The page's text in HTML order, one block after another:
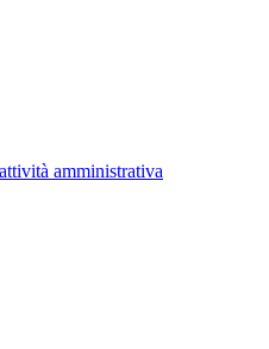
amministrativa